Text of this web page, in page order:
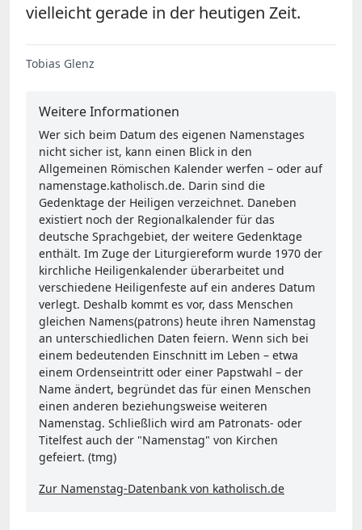
vielleicht gerade in der heutigen Zeit.
Tobias Glenz
Weitere Informationen
Wer sich beim Datum des eigenen Namenstages
nicht sicher ist, kann einen Blick in den
Allgemeinen Römischen Kalender werfen – oder auf
namenstage.katholisch.de. Darin sind die
Gedenktage der Heiligen verzeichnet. Daneben
existiert noch der Regionalkalender für das
deutsche Sprachgebiet, der weitere Gedenktage
enthält. Im Zuge der Liturgiereform wurde 1970 der
kirchliche Heiligenkalender überarbeitet und
verschiedene Heiligenfeste auf ein anderes Datum
verlegt. Deshalb kommt es vor, dass Menschen
gleichen Namens(patrons) heute ihren Namenstag
an unterschiedlichen Daten feiern. Wenn sich bei
einem bedeutenden Einschnitt im Leben – etwa
einem Ordenseintritt oder einer Papstwahl – der
Name ändert, begründet das für einen Menschen
einen anderen beziehungsweise weiteren
Namenstag. Schließlich wird am Patronats- oder
Titelfest auch der "Namenstag" von Kirchen
gefeiert. (tmg)
Zur Namenstag-Datenbank von katholisch.de